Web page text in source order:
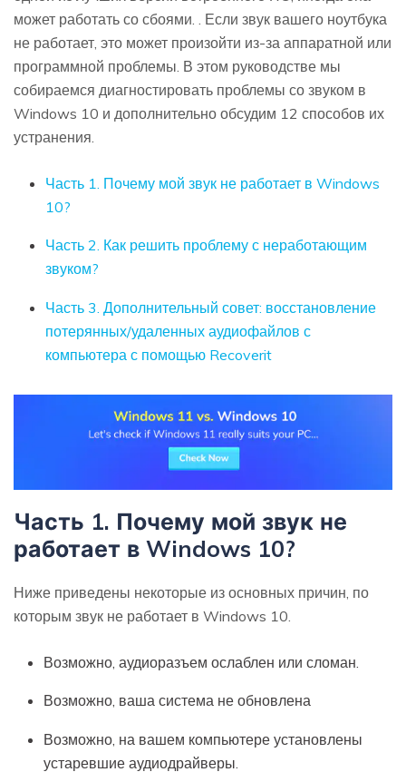
может работать со сбоями. . Если звук вашего ноутбука
не работает, это может произойти из-за аппаратной или
программной проблемы. В этом руководстве мы
собираемся диагностировать проблемы со звуком в
Windows 10 и дополнительно обсудим 12 способов их
устранения.
Часть 1. Почему мой звук не работает в Windows
10?
Часть 2. Как решить проблему с неработающим
звуком?
Часть 3. Дополнительный совет: восстановление
потерянных/удаленных аудиофайлов с
компьютера с помощью Recoverit
Часть 1. Почему мой звук не
работает в Windows 10?
Ниже приведены некоторые из основных причин, по
которым звук не работает в Windows 10.
Возможно, аудиоразъем ослаблен или сломан.
Возможно, ваша система не обновлена
Возможно, на вашем компьютере установлены
устаревшие аудиодрайверы.